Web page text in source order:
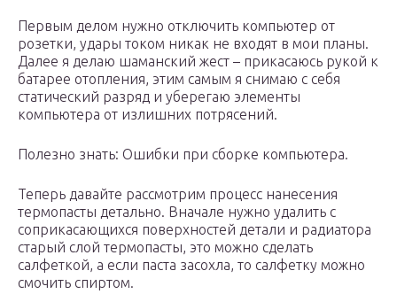
Первым делом нужно отключить компьютер от
розетки, удары током никак не входят в мои планы.
Далее я делаю шаманский жест – прикасаюсь рукой к
батарее отопления, этим самым я снимаю с себя
статический разряд и уберегаю элементы
компьютера от излишних потрясений.
Полезно знать: Ошибки при сборке компьютера.
Теперь давайте рассмотрим процесс нанесения
термопасты детально. Вначале нужно удалить с
соприкасающихся поверхностей детали и радиатора
старый слой термопасты, это можно сделать
салфеткой, а если паста засохла, то салфетку можно
смочить спиртом.